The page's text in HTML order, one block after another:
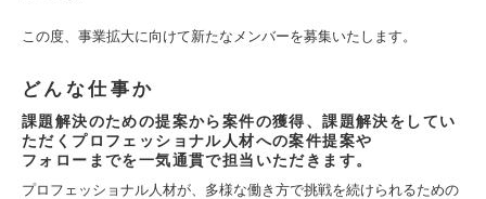
この度、事業拡大に向けて新たなメンバーを募集いたします。
どんな仕事か
課題解決のための提案から案件の獲得、課題解決をしてい
ただくプロフェッショナル人材への案件提案や
フォローまでを一気通貫で担当いただきます。
プロフェッショナル人材が、多様な働き方で挑戦を続けられるための